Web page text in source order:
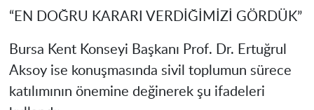
“EN DOĞRU KARARI VERDİĞİMİZİ GÖRDÜK”
Bursa Kent Konseyi Başkanı Prof. Dr. Ertuğrul
Aksoy ise konuşmasında sivil toplumun sürece
katılımının önemine değinerek şu ifadeleri